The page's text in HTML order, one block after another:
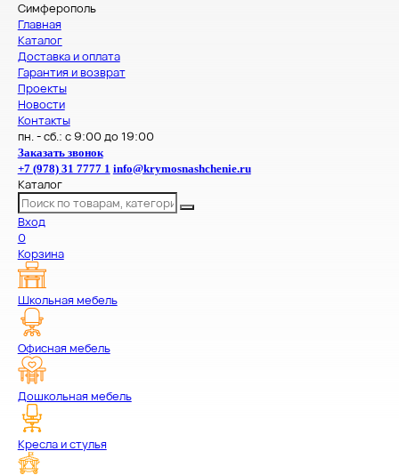
Симферополь
Главная
Каталог
Доставка и оплата
Гарантия и возврат
Проекты
Новости
Контакты
пн. - сб.: с 9:00 до 19:00
Заказать звонок
+7 (978) 31 7777 1 info@krymosnashchenie.ru
Каталог
Вход
0
Корзина
Школьная мебель
Офисная мебель
Дошкольная мебель
Кресла и стулья